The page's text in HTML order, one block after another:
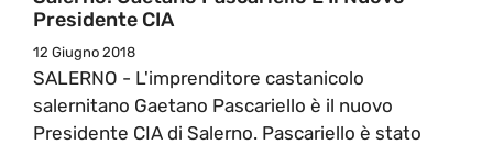
Presidente CIA
12 Giugno 2018
SALERNO - L'imprenditore castanicolo
salernitano Gaetano Pascariello è il nuovo
Presidente CIA di Salerno. Pascariello è stato